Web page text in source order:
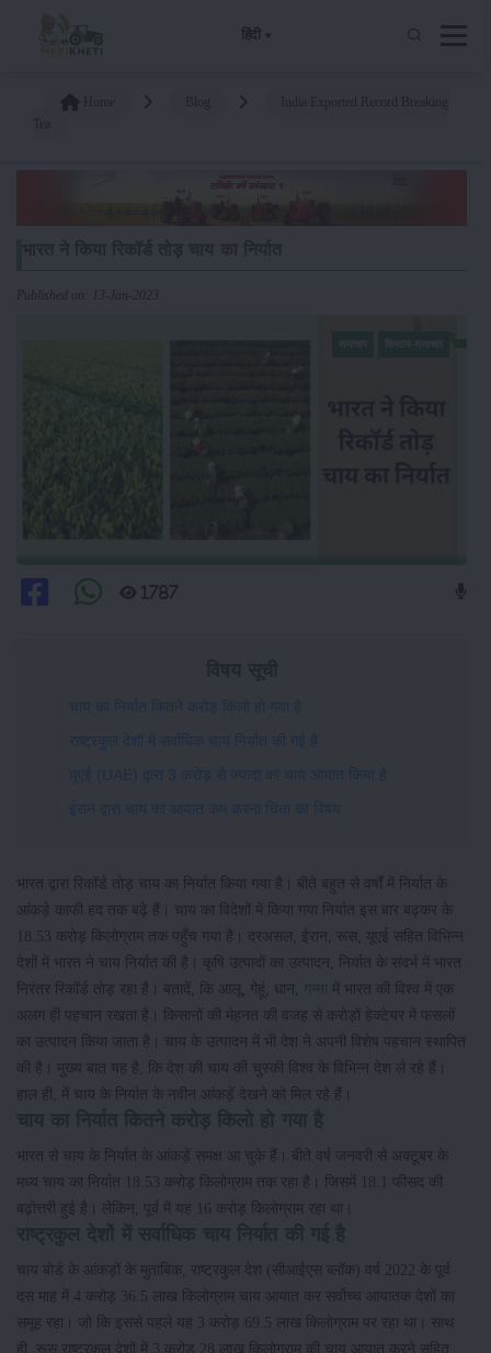
हिंदी
Published on: 13-Jan-2023
1787
चाय का निर्यात कितने करोड़ किलो हो गया है
राष्ट्रकुल देशों में सर्वाधिक चाय निर्यात की गई है
यूएई (UAE) द्वारा 3 करोड़ से ज्यादा का चाय आयात किया है
ईरान द्वारा चाय का आयात कम करना चिंता का विषय
भारत द्वारा रिकॉर्ड तोड़ चाय का निर्यात किया गया है। बीते बहुत से वर्षों में निर्यात के
आंकड़े काफी हद तक बढ़े हैं। चाय का विदेशों में किया गया निर्यात इस बार बढ़कर के
18.53 करोड़ किलोग्राम तक पहुँच गया है। दरअसल, ईरान, रूस, यूएई सहित विभिन्न
देशों में भारत ने चाय निर्यात की है। कृषि उत्पादों का उत्पादन, निर्यात के संदर्भ में भारत
निरंतर रिकॉर्ड तोड़ रहा है। बतादें, कि आलू, गेहूं, धान, गन्ना में भारत की विश्व में एक
अलग ही पहचान रखता है। किसानों की मेहनत की वजह से करोड़ों हेक्टेयर में फसलों
का उत्पादन किया जाता है। चाय के उत्पादन में भी देश ने अपनी विशेष पहचान स्थापित
की है। मुख्य बात यह है, कि देश की चाय की चुस्की विश्व के विभिन्न देश ले रहे हैं।
हाल ही, में चाय के निर्यात के नवीन आंकड़ें देखने को मिल रहे हैं।
भारत से चाय के निर्यात के आंकड़ें समक्ष आ चुके हैं। बीते वर्ष जनवरी से अक्टूबर के
मध्य चाय का निर्यात 18.53 करोड़ किलोग्राम तक रहा है। जिसमें 18.1 फीसद की
बढ़ोत्तरी हुई है। लेकिन, पूर्व में यह 16 करोड़ किलोग्राम रहा था।
चाय बोर्ड के आंकड़ों के मुताबिक, राष्ट्रकुल देश (सीआईएस ब्लॉक) वर्ष 2022 के पूर्व
दस माह में 4 करोड़ 36.5 लाख किलोग्राम चाय आयात कर सर्वोच्च आयातक देशों का
समूह रहा। जो कि इससे पहले यह 3 करोड़ 69.5 लाख किलोग्राम पर रहा था। साथ
ही, रूस राष्ट्रकुल देशों में 3 करोड़ 28 लाख किलोग्राम की चाय आयात करने सहित